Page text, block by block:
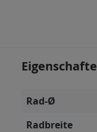
Rad-Ø
Radbreite